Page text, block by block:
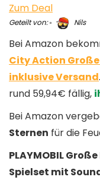
Zum Deal
Geteilt von: Nils
Bei Amazon
City Action
inklusive Versand
rund 59,94€ fällig,
Bei Amazon
Sternen für die
PLAYMOBIL
Spielset mit